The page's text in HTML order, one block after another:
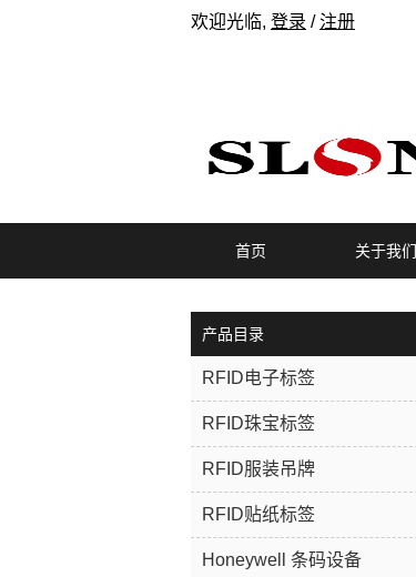
欢迎光临, 登录 / 注册
首页 关于我们
产品目录
RFID电子标签
RFID珠宝标签
RFID服装吊牌
RFID贴纸标签
Honeywell 条码设备